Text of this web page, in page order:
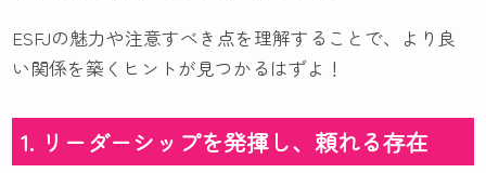
ESFJの魅力や注意すべき点を理解することで、より良
い関係を築くヒントが見つかるはずよ！
1. リーダーシップを発揮し、頼れる存在